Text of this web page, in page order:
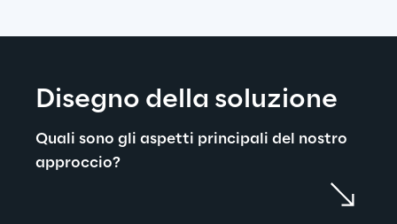
Disegno della soluzione
Quali sono gli aspetti principali del nostro
approccio?